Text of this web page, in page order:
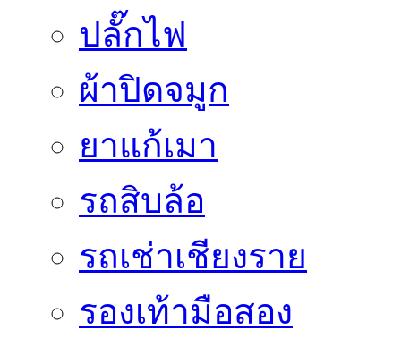
ปลั๊กไฟ
ผ้าปิดจมูก
ยาแก้เมา
รถสิบล้อ
รถเช่าเชียงราย
รองเท้ามือสอง